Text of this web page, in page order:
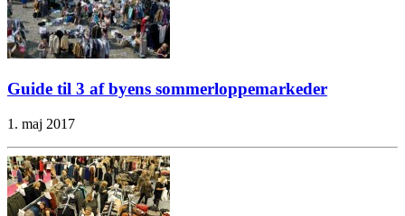
Guide til 3 af byens sommerloppemarkeder
1. maj 2017